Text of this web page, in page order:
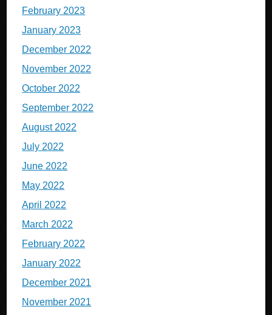
February 2023
January 2023
December 2022
November 2022
October 2022
September 2022
August 2022
July 2022
June 2022
May 2022
April 2022
March 2022
February 2022
January 2022
December 2021
November 2021